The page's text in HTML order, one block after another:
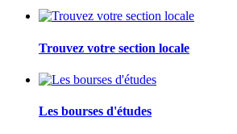
Trouvez votre section locale
Les bourses d'études